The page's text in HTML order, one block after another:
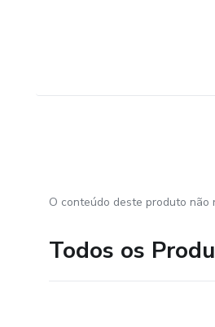
O conteúdo deste produto não
Todos os